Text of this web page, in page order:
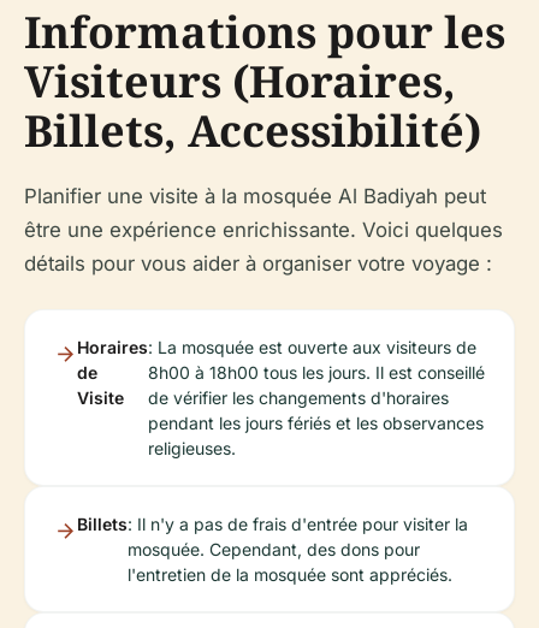
Informations pour les
Visiteurs (Horaires,
Billets, Accessibilité)
Planifier une visite à la mosquée Al Badiyah peut
être une expérience enrichissante. Voici quelques
détails pour vous aider à organiser votre voyage :
Horaires
de
Visite
: La mosquée est ouverte aux visiteurs de
8h00 à 18h00 tous les jours. Il est conseillé
de vérifier les changements d'horaires
pendant les jours fériés et les observances
religieuses.
Billets: Il n'y a pas de frais d'entrée pour visiter la
mosquée. Cependant, des dons pour
l'entretien de la mosquée sont appréciés.